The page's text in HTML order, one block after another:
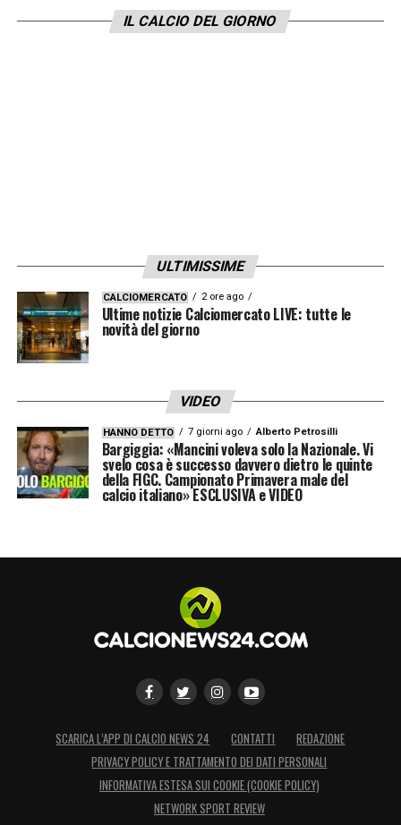
livello mondiale, oltre a un accresciuto
IL CALCIO DEL GIORNO
ULTIMISSIME
CALCIOMERCATO 2 ore ago
Ultime notizie Calciomercato LIVE: tutte le
novità del giorno
VIDEO
HANNO DETTO 7 giorni ago Alberto Petrosilli
Bargiggia: «Mancini voleva solo la Nazionale. Vi
svelo cosa è successo davvero dietro le quinte
della FIGC. Campionato Primavera male del
calcio italiano» ESCLUSIVA e VIDEO
SCARICA L’APP DI CALCIO NEWS 24 CONTATTI
REDAZIONE
PRIVACY POLICY E TRATTAMENTO DEI DATI PERSONALI
INFORMATIVA ESTESA SUI COOKIE (COOKIE POLICY)
NETWORK SPORT REVIEW